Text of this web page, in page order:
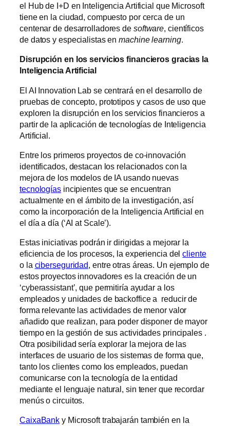
el Hub de I+D en Inteligencia Artificial que Microsoft
tiene en la ciudad, compuesto por cerca de un
centenar de desarrolladores de software, científicos
de datos y especialistas enmachine learning.
Disrupción en los servicios financieros gracias la
Inteligencia Artificial
El AI Innovation Lab se centrará en el desarrollo de
pruebas de concepto, prototipos y casos de uso que
exploren la disrupción en los servicios financieros a
partir de la aplicación de tecnologías de Inteligencia
Artificial.
Entre los primeros proyectos de co-innovación
identificados, destacan los relacionados con la
mejora de los modelos de IA usando nuevas
tecnologíasincipientes que se encuentran
actualmente en el ámbito de la investigación, así
como la incorporación de la Inteligencia Artificial en
el día a día (‘AI at Scale’).
Estas iniciativas podrán ir dirigidas a mejorar la
eficiencia de los procesos, la experiencia delcliente
o la ciberseguridad, entre otras áreas. Un ejemplo de
estos proyectos innovadores es la creación de un
‘cyberassistant’, que permitiría ayudar a los
empleados y unidades de backoffice a reducir de
forma relevante las actividades de menor valor
añadido que realizan, para poder disponer de mayor
tiempo en la gestión de sus actividades principales .
Otra posibilidad sería explorar la mejora de las
interfaces de usuario de los sistemas de forma que,
tanto los clientes como los empleados, puedan
comunicarse con la tecnología de la entidad
mediante el lenguaje natural, sin tener que recordar
menús o circuitos.
CaixaBank y Microsoft trabajarán también en la